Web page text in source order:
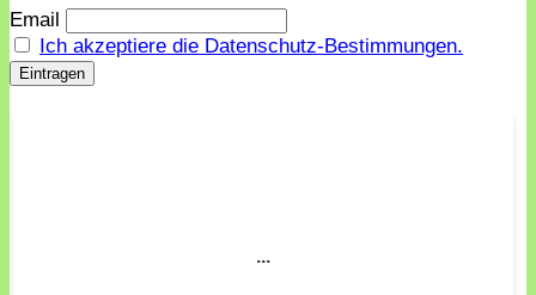
Email
Ich akzeptiere die Datenschutz-Bestimmungen.